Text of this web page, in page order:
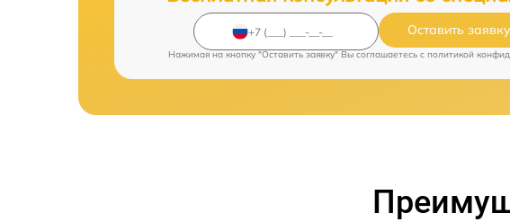
Оставить заявку
Нажимая на кнопку "Оставить заявку" Вы соглашаетесь c политикой